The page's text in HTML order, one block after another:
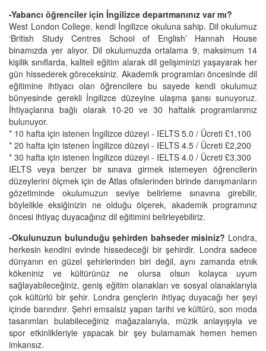
-Yabancı öğrenciler için İngilizce departmanınız var mı?
West London College, kendi İngilizce okuluna sahip. Dil okulumuz
‘British Study Centres School of English’ Hannah House
binamızda yer alıyor. Dil okulumuzda ortalama 9, maksimum 14
kişilik sınıflarda, kaliteli eğitim alarak dil gelişiminizi yaşayarak her
gün hissederek göreceksiniz. Akademik programları öncesinde dil
eğitimine ihtiyacı olan öğrencilere bu sayede kendi okulumuz
bünyesinde gerekli İngilizce düzeyine ulaşma şansı sunuyoruz.
İhtiyaçlarına bağlı olarak 10-20 ve 30 haftalık programlarımız
bulunuyor.
* 10 hafta için istenen İngilizce düzeyi - IELTS 5.0 / Ücreti £1,100
* 20 hafta için istenen İngilizce düzeyi - IELTS 4.5 / Ücreti £2,200
* 30 hafta için istenen İngilizce düzeyi - IELTS 4.0 / Ücreti £3,300
IELTS veya benzer bir sınava girmek istemeyen öğrencilerin
düzeylerini ölçmek için de Atlas ofislerinden birinde danışmanların
gözetiminde okulumuzun seviye belirleme sınavına girebilir,
böylelikle eksiğinizin ne olduğu ölçerek, akademik programınız
öncesi ihtiyaç duyacağınız dil eğitimini belirleyebiliriz.
-Okulunuzun bulunduğu şehirden bahseder misiniz? Londra,
herkesin kendini evinde hissedeceği bir şehirdir. Londra sadece
dünyanın en güzel şehirlerinden biri değil, aynı zamanda etnik
kökeniniz ve kültürünüz ne olursa olsun kolayca uyum
sağlayabileceğiniz, geniş eğitim olanakları ve sosyal olanaklarıyla
çok kültürlü bir şehir. Londra gençlerin ihtiyaç duyacağı her şeyi
içinde barındırır. Şehri emsalsiz yapan tarihi ve kültürü, son moda
tasarımları bulabileceğiniz mağazalarıyla, müzik anlayışıyla ve
spor etkinlikleriyle yapacak bir şey bulamamak hemen hemen
imkansız.